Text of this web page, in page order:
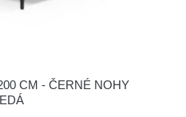
CM - ČERNÉ NOHY